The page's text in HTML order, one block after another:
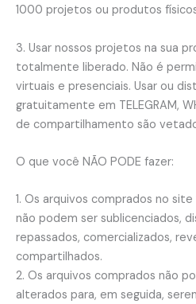
1000 projetos ou produtos físicos
3. Usar nossos projetos na sua
totalmente liberado. Não é
virtuais e presenciais. Usar ou
gratuitamente em TELEGRAM,
de compartilhamento são
O que você NÃO PODE fazer:
1. Os arquivos comprados no
não podem ser sublicenciados,
repassados, comercializados,
compartilhados.
2. Os arquivos comprados não
alterados para, em seguida,